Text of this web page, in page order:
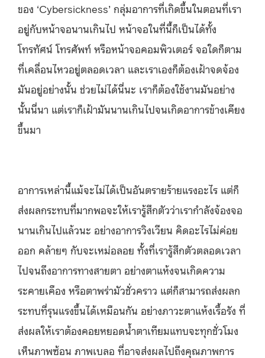
ของ ‘Cybersickness’ กลุ่มอาการที่เกิดขึ้นในตอนที่เรา
อยู่กับหน้าจอนานเกินไป หน้าจอในที่นี้ก็เป็นได้ทั้ง
โทรทัศน์ โทรศัพท์ หรือหน้าจอคอมพิวเตอร์ จอใดก็ตาม
ที่เคลื่อนไหวอยู่ตลอดเวลา และเราเองก็ต้องเฝ้าจดจ้อง
มันอยู่อย่างนั้น ช่วยไม่ได้นี่นะ เราก็ต้องใช้งานมันอย่าง
นั้นนี่นา แต่เราก็เฝ้ามันนานเกินไปจนเกิดอาการข้างเคียง
ขึ้นมา
อาการเหล่านี้แม้จะไม่ได้เป็นอันตรายร้ายแรงอะไร แต่ก็
ส่งผลกระทบที่มากพอจะให้เรารู้สึกตัวว่าเรากำลังจ้องจอ
นานเกินไปแล้วนะ อย่างอาการวิงเวียน คิดอะไรไม่ค่อย
ออก คล้ายๆ กับจะเหม่อลอย ทั้งที่เรารู้สึกตัวตลอดเวลา
ไปจนถึงอาการทางสายตา อย่างตาแห้งจนเกิดความ
ระคายเคือง หรือตาพร่ามัวชั่วคราว แต่ก็สามารถส่งผลก
ระทบที่รุนแรงขึ้นได้เหมือนกัน อย่างภาวะตาแห้งเรื้อรัง ที่
ส่งผลให้เราต้องคอยหยอดน้ำตาเทียมแทบจะทุกชั่วโมง
เห็นภาพซ้อน ภาพเบลอ ที่อาจส่งผลไปถึงคุณภาพการ